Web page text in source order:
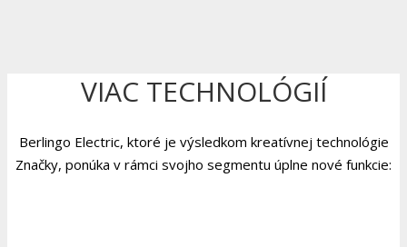
VIAC TECHNOLÓGIÍ
Berlingo Electric, ktoré je výsledkom kreatívnej technológie
Značky, ponúka v rámci svojho segmentu úplne nové funkcie: